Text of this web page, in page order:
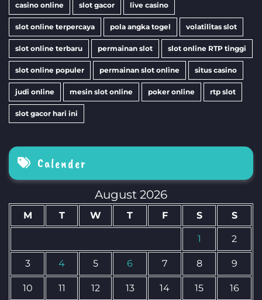
casino online slot gacor live casino
slot online terpercaya pola angka togel volatilitas slot
slot online terbaru permainan slot slot online RTP tinggi
slot online populer permainan slot online situs casino
judi online mesin slot online poker online rtp slot
slot gacor hari ini
Calender
August 2026
M T W T F S S
1 2
3 4 5 6 7 8 9
10 11 12 13 14 15 16